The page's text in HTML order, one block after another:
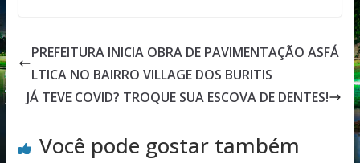
PREFEITURA INICIA OBRA DE PAVIMENTAÇÃO ASFÁ
LTICA NO BAIRRO VILLAGE DOS BURITIS
JÁ TEVE COVID? TROQUE SUA ESCOVA DE DENTES!
Você pode gostar também